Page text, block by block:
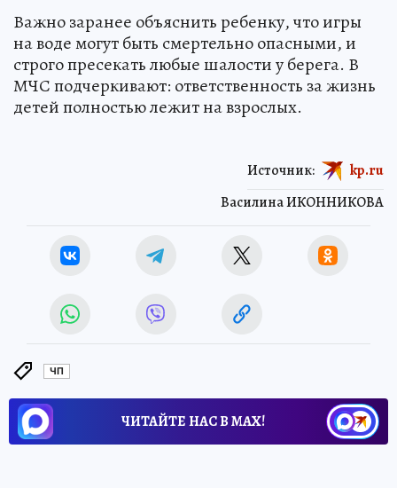
Важно заранее объяснить ребенку, что игры
на воде могут быть смертельно опасными, и
строго пресекать любые шалости у берега. В
МЧС подчеркивают: ответственность за жизнь
детей полностью лежит на взрослых.
Василина ИКОННИКОВА
Источник: kp.ru
ЧП
ЧИТАЙТЕ НАС В МАХ!